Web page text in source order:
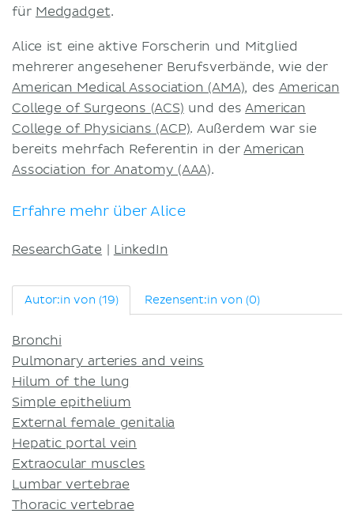
für Medgadget.
Alice ist eine aktive Forscherin und Mitglied
mehrerer angesehener Berufsverbände, wie der
American Medical Association (AMA), des American
College of Surgeons (ACS) und desAmerican
College of Physicians (ACP). Außerdem war sie
bereits mehrfach Referentin in derAmerican
Association for Anatomy (AAA).
Erfahre mehr über Alice
ResearchGate LinkedIn
Autor:in von (19) Rezensent:in von (0)
Bronchi
Pulmonary arteries and veins
Hilum of the lung
Simple epithelium
External female genitalia
Hepatic portal vein
Extraocular muscles
Lumbar vertebrae
Thoracic vertebrae